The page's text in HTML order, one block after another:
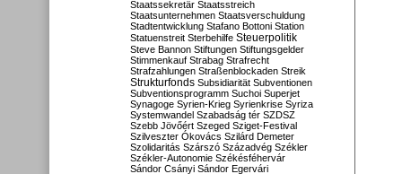
Staatssekretär Staatsstreich
Staatsunternehmen Staatsverschuldung
Stadtentwicklung Stafano Bottoni Station
Statuenstreit Sterbehilfe Steuerpolitik
Steve Bannon Stiftungen Stiftungsgelder
Stimmenkauf Strabag Strafrecht
Strafzahlungen Straßenblockaden Streik
Strukturfonds Subsidiarität Subventionen
Subventionsprogramm Suchoi Superjet
Synagoge Syrien-Krieg Syrienkrise Syriza
Systemwandel Szabadság tér SZDSZ
Szebb Jövőért Szeged Sziget-Festival
Szilveszter Ókovács Szilárd Demeter
Szolidaritás Szárszó Századvég Székler
Székler-Autonomie Székésféhervár
Sándor Csányi Sándor Egervári